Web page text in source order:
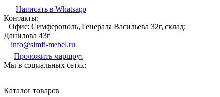
Написать в Whatsapp
Контакты:
Офис: Симферополь, Генерала Васильева 32г, склад:
Данилова 43г
info@simfi-mebel.ru
Проложить маршрут
Мы в социальных сетях:
Каталог товаров